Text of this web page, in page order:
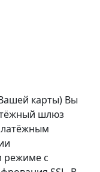
карты) Вы
шлюз
режиме с